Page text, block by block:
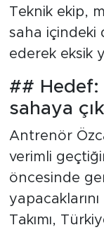
Teknik ekip,
saha içindeki
ederek eksik
## Hedef:
sahaya
Antrenör
verimli
öncesinde
Takımı,